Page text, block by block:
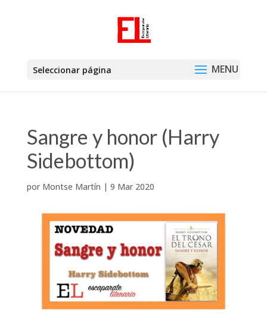
Seleccionar página
Sangre y honor (Harry
Sidebottom)
por Montse Martín | 9 Mar 2020